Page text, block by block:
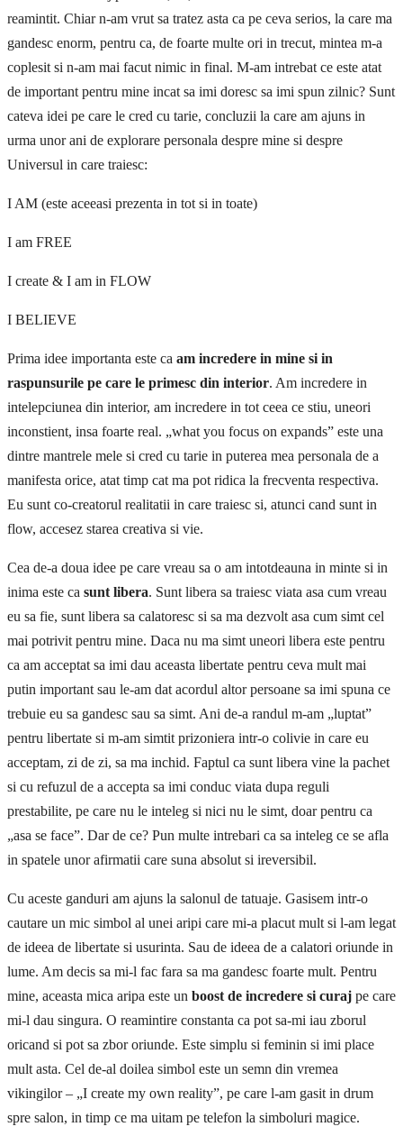
reamintit. Chiar n-am vrut sa tratez asta ca pe ceva serios, la care ma
gandesc enorm, pentru ca, de foarte multe ori in trecut, mintea m-a
coplesit si n-am mai facut nimic in final. M-am intrebat ce este atat
de important pentru mine incat sa imi doresc sa imi spun zilnic? Sunt
cateva idei pe care le cred cu tarie, concluzii la care am ajuns in
urma unor ani de explorare personala despre mine si despre
Universul in care traiesc:
I AM (este aceeasi prezenta in tot si in toate)
I am FREE
I create & I am in FLOW
I BELIEVE
Prima idee importanta este ca am incredere in mine si in
raspunsurile pe care le primesc din interior. Am incredere in
intelepciunea din interior, am incredere in tot ceea ce stiu, uneori
inconstient, insa foarte real. „what you focus on expands” este una
dintre mantrele mele si cred cu tarie in puterea mea personala de a
manifesta orice, atat timp cat ma pot ridica la frecventa respectiva.
Eu sunt co-creatorul realitatii in care traiesc si, atunci cand sunt in
flow, accesez starea creativa si vie.
Cea de-a doua idee pe care vreau sa o am intotdeauna in minte si in
inima este ca sunt libera. Sunt libera sa traiesc viata asa cum vreau
eu sa fie, sunt libera sa calatoresc si sa ma dezvolt asa cum simt cel
mai potrivit pentru mine. Daca nu ma simt uneori libera este pentru
ca am acceptat sa imi dau aceasta libertate pentru ceva mult mai
putin important sau le-am dat acordul altor persoane sa imi spuna ce
trebuie eu sa gandesc sau sa simt. Ani de-a randul m-am „luptat”
pentru libertate si m-am simtit prizoniera intr-o colivie in care eu
acceptam, zi de zi, sa ma inchid. Faptul ca sunt libera vine la pachet
si cu refuzul de a accepta sa imi conduc viata dupa reguli
prestabilite, pe care nu le inteleg si nici nu le simt, doar pentru ca
„asa se face”. Dar de ce? Pun multe intrebari ca sa inteleg ce se afla
in spatele unor afirmatii care suna absolut si ireversibil.
Cu aceste ganduri am ajuns la salonul de tatuaje. Gasisem intr-o
cautare un mic simbol al unei aripi care mi-a placut mult si l-am legat
de ideea de libertate si usurinta. Sau de ideea de a calatori oriunde in
lume. Am decis sa mi-l fac fara sa ma gandesc foarte mult. Pentru
mine, aceasta mica aripa este un boost de incredere si curaj pe care
mi-l dau singura. O reamintire constanta ca pot sa-mi iau zborul
oricand si pot sa zbor oriunde. Este simplu si feminin si imi place
mult asta. Cel de-al doilea simbol este un semn din vremea
vikingilor – „I create my own reality”, pe care l-am gasit in drum
spre salon, in timp ce ma uitam pe telefon la simboluri magice.